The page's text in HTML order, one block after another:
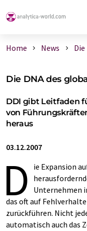
Home News
Die DNA des
DDI gibt Leitfaden
von
heraus
03.12.2007
D
ie Expansion
Unternehmen
das oft auf
zurückführen. Nicht
automatisch auch das